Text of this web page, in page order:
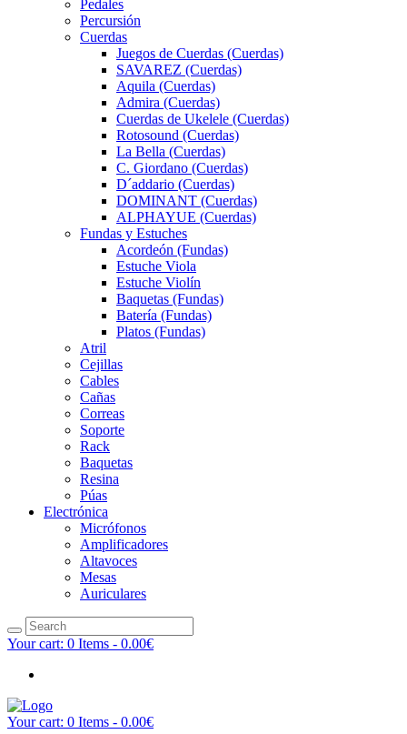
Pedales
Percursión
Cuerdas
Juegos de Cuerdas (Cuerdas)
SAVAREZ (Cuerdas)
Aquila (Cuerdas)
Admira (Cuerdas)
Cuerdas de Ukelele (Cuerdas)
Rotosound (Cuerdas)
La Bella (Cuerdas)
C. Giordano (Cuerdas)
D´addario (Cuerdas)
DOMINANT (Cuerdas)
ALPHAYUE (Cuerdas)
Fundas y Estuches
Acordeón (Fundas)
Estuche Viola
Estuche Violín
Baquetas (Fundas)
Batería (Fundas)
Platos (Fundas)
Atril
Cejillas
Cables
Cañas
Correas
Soporte
Rack
Baquetas
Resina
Púas
Electrónica
Micrófonos
Amplificadores
Altavoces
Mesas
Auriculares
Your cart: 0 Items - 0.00€
Your cart: 0 Items - 0.00€